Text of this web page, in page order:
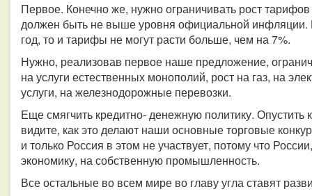
Первое. Конечно же, нужно ограничивать рост
должен быть не выше уровня официальной инфляции.
год, то и тарифы не могут расти больше, чем на 7%.
Нужно, реализовав первое наше предложение,
на услуги естественных монополий, рост на газ, на
услуги, на железнодорожные перевозки.
Еще смягчить кредитно- денежную политику.
видите, как это делают наши основные торговые
и только Россия в этом не участвует, потому что
экономику, на собственную промышленность.
Все остальные во всем мире во главу угла ставят